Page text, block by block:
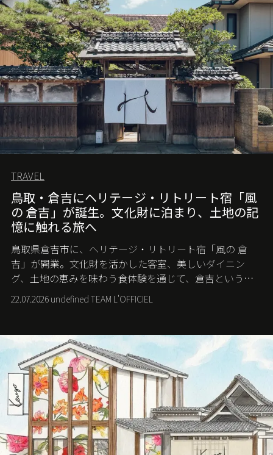
TRAVEL
鳥取・倉吉にヘリテージ・リトリート宿「風
の 倉吉」が誕生。文化財に泊まり、土地の記
憶に触れる旅へ
鳥取県倉吉市に、ヘリテージ・リトリート宿「風の 倉
吉」が開業。文化財を活かした客室、美しいダイニン
グ、土地の恵みを味わう食体験を通じて、倉吉というま
ちに深く滞在する旅を提案する。
22.07.2026 undefined TEAM L'OFFICIEL